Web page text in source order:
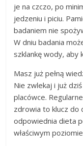
je na czczo, po
jedzeniu i piciu.
badaniem nie
W dniu badania
szklankę wody, aby
Masz już pełną
Nie zwlekaj i już
placówce.
zdrowia to klucz do
odpowiednia dieta
właściwym